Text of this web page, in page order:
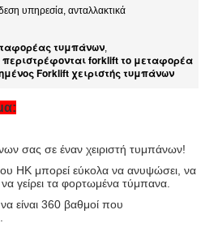
υπηρεσία, ανταλλακτικά
τυμπάνων,
περιστρέφονται forklift το μεταφορέα
Forklift χειριστής τυμπάνων
σας σε έναν χειριστή τυμπάνων!
HK μπορεί εύκολα να ανυψώσει, να
γείρει τα φορτωμένα τύμπανα.
είναι 360 βαθμοί που